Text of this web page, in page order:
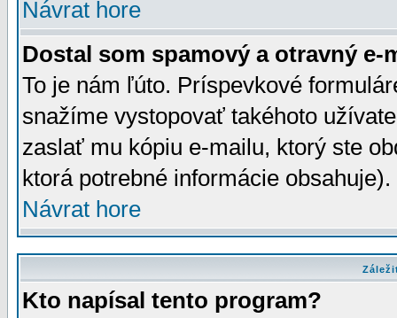
Návrat hore
Dostal som spamový a otravný e-
To je nám ľúto. Príspevkové
snažíme vystopovať takéhoto
zaslať mu kópiu e-mailu, ktorý ste
ktorá potrebné informácie
Návrat hore
Kto napísal tento program?